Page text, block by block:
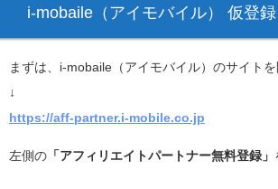
i-mobaile（アイモバイル） 仮登録
まずは、i-mobaile（アイモバイル）のサイトを
↓
https://aff-partner.i-mobile.co.jp
左側の 「アフィリエイトパートナー無料登録」